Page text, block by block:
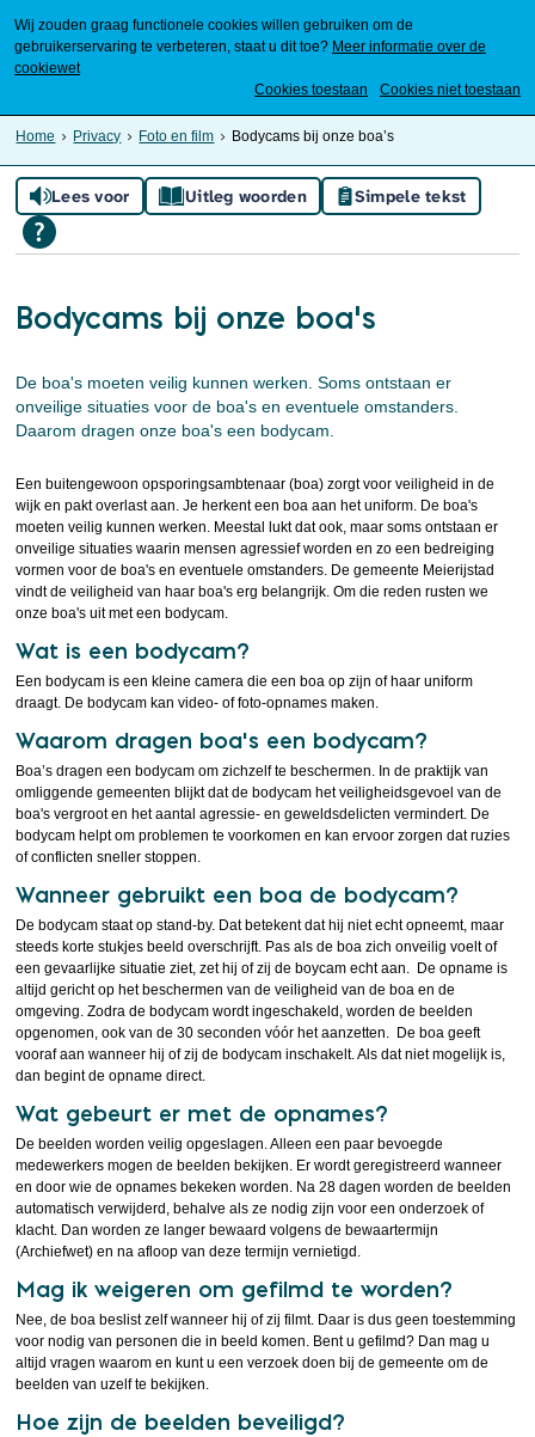
Wij zouden graag functionele cookies willen gebruiken om de
gebruikerservaring te verbeteren, staat u dit toe? Meer informatie over de
cookiewet
Cookies toestaan
Cookies niet toestaan
Home Privacy Foto en film Bodycams bij onze boa’s
Lees voor Uitleg woorden Simpele tekst
Bodycams bij onze boa’s
De boa's moeten veilig kunnen werken. Soms ontstaan er
onveilige situaties voor de boa's en eventuele omstanders.
Daarom dragen onze boa's een bodycam.
Een buitengewoon opsporingsambtenaar (boa) zorgt voor veiligheid in de
wijk en pakt overlast aan. Je herkent een boa aan het uniform. De boa's
moeten veilig kunnen werken. Meestal lukt dat ook, maar soms ontstaan er
onveilige situaties waarin mensen agressief worden en zo een bedreiging
vormen voor de boa's en eventuele omstanders. De gemeente Meierijstad
vindt de veiligheid van haar boa's erg belangrijk. Om die reden rusten we
onze boa's uit met een bodycam.
Wat is een bodycam?
Een bodycam is een kleine camera die een boa op zijn of haar uniform
draagt. De bodycam kan video- of foto-opnames maken.
Waarom dragen boa’s een bodycam?
Boa’s dragen een bodycam om zichzelf te beschermen. In de praktijk van
omliggende gemeenten blijkt dat de bodycam het veiligheidsgevoel van de
boa's vergroot en het aantal agressie- en geweldsdelicten vermindert. De
bodycam helpt om problemen te voorkomen en kan ervoor zorgen dat ruzies
of conflicten sneller stoppen.
Wanneer gebruikt een boa de bodycam?
De bodycam staat op stand-by. Dat betekent dat hij niet echt opneemt, maar
steeds korte stukjes beeld overschrijft. Pas als de boa zich onveilig voelt of
een gevaarlijke situatie ziet, zet hij of zij de boycam echt aan. De opname is
altijd gericht op het beschermen van de veiligheid van de boa en de
omgeving. Zodra de bodycam wordt ingeschakeld, worden de beelden
opgenomen, ook van de 30 seconden vóór het aanzetten. De boa geeft
vooraf aan wanneer hij of zij de bodycam inschakelt. Als dat niet mogelijk is,
dan begint de opname direct.
Wat gebeurt er met de opnames?
De beelden worden veilig opgeslagen. Alleen een paar bevoegde
medewerkers mogen de beelden bekijken. Er wordt geregistreerd wanneer
en door wie de opnames bekeken worden. Na 28 dagen worden de beelden
automatisch verwijderd, behalve als ze nodig zijn voor een onderzoek of
klacht. Dan worden ze langer bewaard volgens de bewaartermijn
(Archiefwet) en na afloop van deze termijn vernietigd.
Mag ik weigeren om gefilmd te worden?
Nee, de boa beslist zelf wanneer hij of zij filmt. Daar is dus geen toestemming
voor nodig van personen die in beeld komen. Bent u gefilmd? Dan mag u
altijd vragen waarom en kunt u een verzoek doen bij de gemeente om de
beelden van uzelf te bekijken.
Hoe zijn de beelden beveiligd?